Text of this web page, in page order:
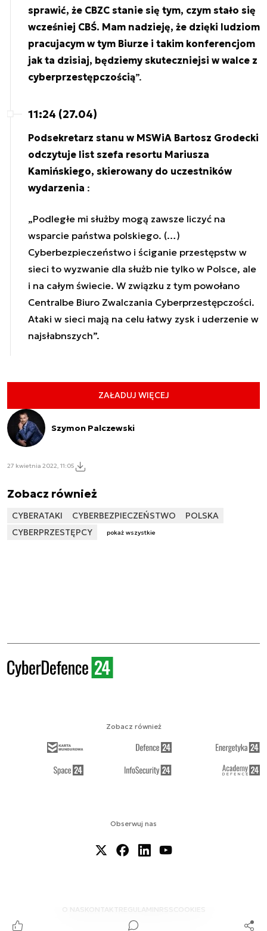
sprawić, że CBZC stanie się tym, czym stało się
wcześniej CBŚ. Mam nadzieję, że dzięki ludziom
pracujacym w tym Biurze i takim konferencjom
jak ta dzisiaj, będziemy skuteczniejsi w walce z
cyberprzestępczością”.
11:24 (27.04)
Podsekretarz stanu w MSWiA Bartosz Grodecki
odczytuje list szefa resortu Mariusza
Kamińskiego, skierowany do uczestników
wydarzenia :
„Podległe mi służby mogą zawsze liczyć na
wsparcie państwa polskiego. (…)
Cyberbezpieczeństwo i ściganie przestępstw w
sieci to wyzwanie dla służb nie tylko w Polsce, ale
i na całym świecie. W związku z tym powołano
Centralbe Biuro Zwalczania Cyberprzestępczości.
Ataki w sieci mają na celu łatwy zysk i uderzenie w
najsłabnszych”.
ZAŁADUJ WIĘCEJ
Szymon Palczewski
27 kwietnia 2022, 11:05
Zobacz również
CYBERATAKI CYBERBEZPIECZEŃSTWO
POLSKA
CYBERPRZESTĘPCY
pokaż wszystkie
Obserwuj nas
O NAS KONTAKTREGULAMINRSS COOKIES
Zobacz również